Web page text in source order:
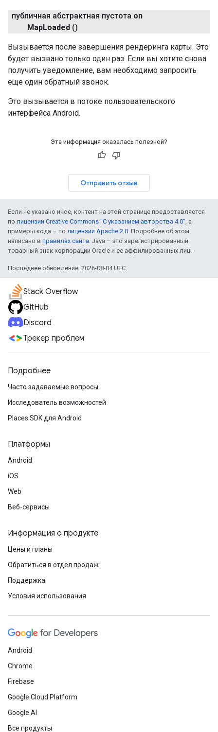
публичная абстрактная пустота on
MapLoaded ()
Вызывается после завершения рендеринга карты. Это
будет вызвано только один раз. Если вы хотите снова
получить уведомление, вам необходимо запросить
еще один обратный звонок.
Это вызывается в потоке пользовательского
интерфейса Android.
Эта информация оказалась полезной?
Отправить отзыв
Если не указано иное, контент на этой странице предоставляется
по лицензии Creative Commons "С указанием авторства 4.0", а
примеры кода – по лицензии Apache 2.0. Подробнее об этом
написано в правилах сайта. Java – это зарегистрированный
товарный знак корпорации Oracle и ее аффилированных лиц.
Последнее обновление: 2026-08-04 UTC.
Stack Overflow
GitHub
Discord
Трекер проблем
Подробнее
Часто задаваемые вопросы
Исследователь возможностей
Places SDK для Android
Платформы
Android
iOS
Web
Веб-сервисы
Информация о продукте
Цены и планы
Обратиться в отдел продаж
Поддержка
Условия использования
Android
Chrome
Firebase
Google Cloud Platform
Google AI
Все продукты